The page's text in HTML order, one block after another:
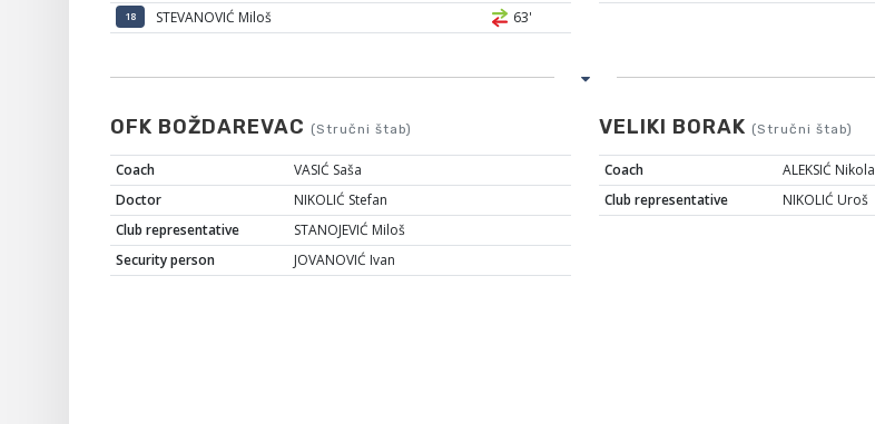
18 STEVANOVIĆ Miloš 63'
OFK BOŽDAREVAC (Stručni štab)
Coach
VASIĆ Saša
Doctor
NIKOLIĆ Stefan
Club representative
STANOJEVIĆ Miloš
Security person
JOVANOVIĆ Ivan
VELIKI BORAK (Stručni štab)
Coach
ALEKSIĆ Nikola
Club representative
NIKOLIĆ Uroš